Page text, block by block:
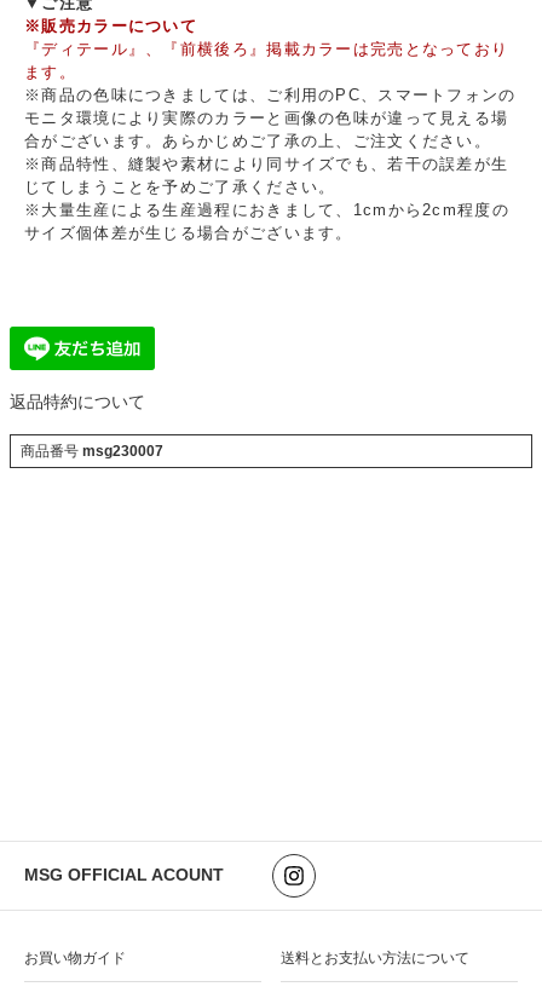
※販売カラーについて
『ディテール』、『前横後ろ』掲載カラーは完売となっており
ます。
※商品の色味につきましては、ご利用のPC、スマートフォンの
モニタ環境により実際のカラーと画像の色味が違って見える場
合がございます。あらかじめご了承の上、ご注文ください。
※商品特性、縫製や素材により同サイズでも、若干の誤差が生
じてしまうことを予めご了承ください。
※大量生産による生産過程におきまして、1cmから2cm程度の
サイズ個体差が生じる場合がございます。
返品特約について
商品番号 msg230007
MSG OFFICIAL ACOUNT
お買い物ガイド 送料とお支払い方法について